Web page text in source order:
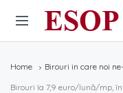
ESOP
Home
Birouri in care noi
Birouri la 7,9 euro/lună/mp,